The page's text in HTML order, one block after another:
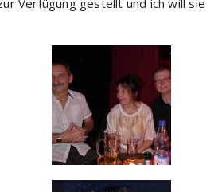
Verfügung gestellt und ich will sie